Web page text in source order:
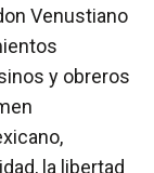
Venustiano
y obreros
la libertad